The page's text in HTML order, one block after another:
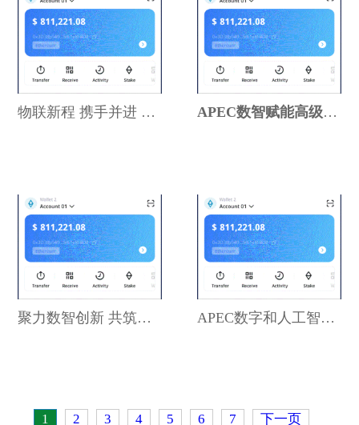
物联新程 携手并进 ——直以太 APEC数智赋能高级别对话在蓉举
聚力数智创新 共筑亚太未来— APEC数字和人工智能部长会议比
1 2 3 4 5 6 7 下一页